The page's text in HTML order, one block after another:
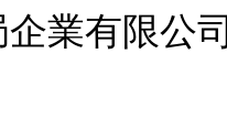
業有限公司